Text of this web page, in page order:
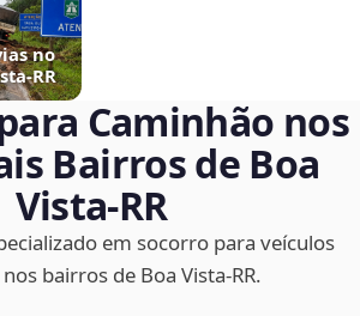
no
Caminhão nos
Bairros de Boa
Vista‑RR
em socorro para veículos
bairros de Boa Vista‑RR.